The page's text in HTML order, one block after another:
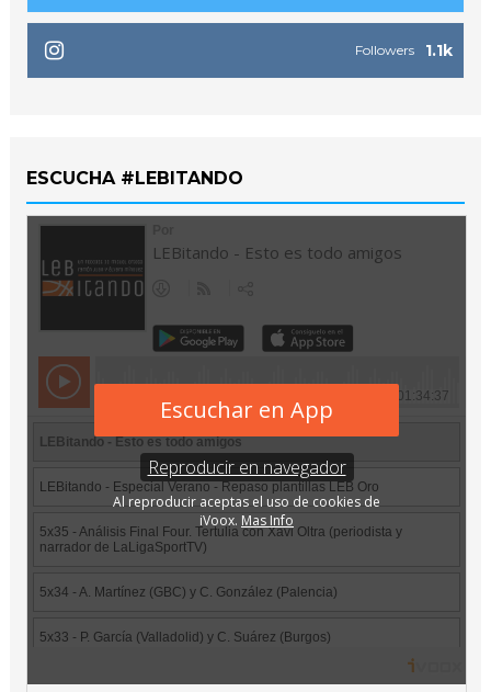
1.1k
Followers
ESCUCHA #LEBITANDO